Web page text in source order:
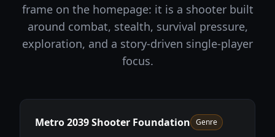
frame on the homepage: it is a shooter built
around combat, stealth, survival pressure,
exploration, and a story-driven single-player
focus.
Metro 2039 Shooter Foundation Genre